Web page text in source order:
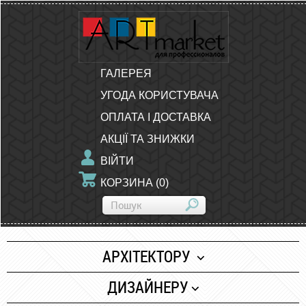
ГАЛЕРЕЯ
УГОДА КОРИСТУВАЧА
ОПЛАТА І ДОСТАВКА
АКЦІЇ ТА ЗНИЖКИ
ВІЙТИ
КОРЗИНА (0)
АРХІТЕКТОРУ
Папір
ДИЗАЙНЕРУ